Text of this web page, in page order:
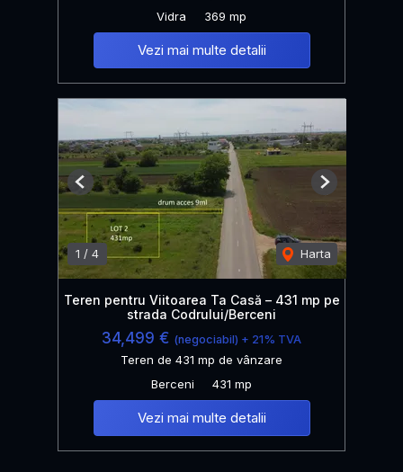
Vidra
369 mp
Vezi mai multe detalii
1 / 4 Harta
Previous Next
Teren pentru Viitoarea Ta Casă – 431 mp pe
strada Codrului/Berceni
34,499 € (negociabil) + 21% TVA
Teren de 431 mp de vânzare
Berceni
431 mp
Vezi mai multe detalii